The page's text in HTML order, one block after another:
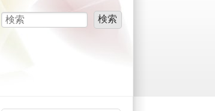
検索フォーム
検索